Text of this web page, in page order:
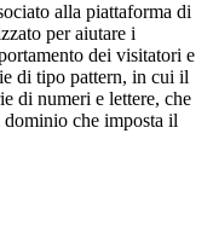
alla piattaforma di
per aiutare i
dei visitatori e
di tipo pattern, in cui il
di numeri e lettere, che
che imposta il